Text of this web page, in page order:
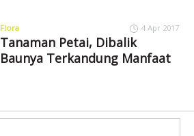
Flora 4 Apr 2017
Tanaman Petai, Dibalik
Baunya Terkandung Manfaat